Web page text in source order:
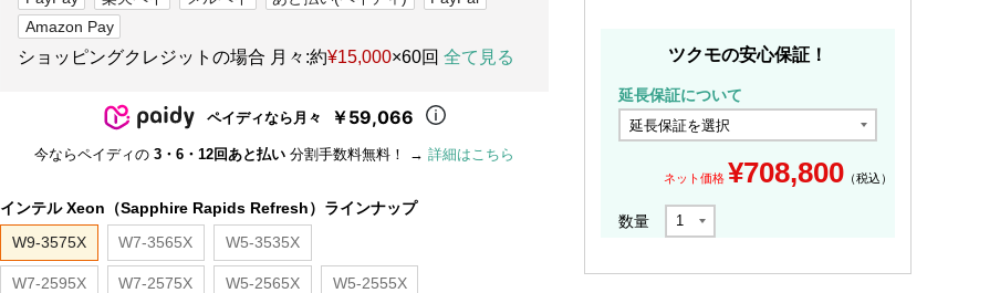
Amazon Pay
ショッピングクレジットの場合 月々:約¥15,000×60回 全て見る
ペイディなら月々 ￥59,066
今ならペイディの 3・6・12回あと払い 分割手数料無料！ → 詳細はこちら
インテル Xeon（Sapphire Rapids Refresh）ラインナップ
W9-3575X
W7-3565X W5-3535X
W7-2595X W7-2575X W5-2565X W5-2555X
ツクモの安心保証！
延長保証について
ネット価格 ¥708,800 （税込）
数量